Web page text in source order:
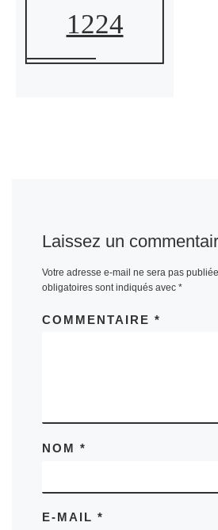
1224
Laissez un
Votre adresse e-mail ne sera pas
obligatoires sont indiqués avec *
COMMENTAIRE *
NOM *
E-MAIL *